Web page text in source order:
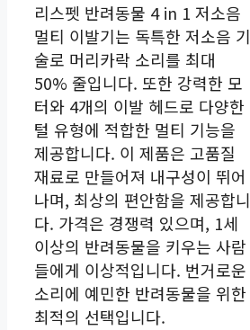
리스펫 반려동물 4 in 1 저소음
멀티 이발기는 독특한 저소음 기
술로 머리카락 소리를 최대
50% 줄입니다. 또한 강력한 모
터와 4개의 이발 헤드로 다양한
털 유형에 적합한 멀티 기능을
제공합니다. 이 제품은 고품질
재료로 만들어져 내구성이 뛰어
나며, 최상의 편안함을 제공합니
다. 가격은 경쟁력 있으며, 1세
이상의 반려동물을 키우는 사람
들에게 이상적입니다. 번거로운
소리에 예민한 반려동물을 위한
최적의 선택입니다.